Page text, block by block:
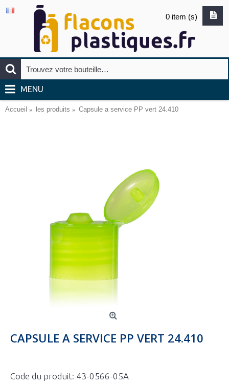
0 item (s)
MENU
Accueil les produits Capsule a service PP vert 24.410
CAPSULE A SERVICE PP VERT 24.410
Code du produit: 43-0566-05A